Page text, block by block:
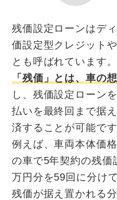
残価設定ローンはデ
価設定型クレジット
とも呼ばれています。
「残価」とは、車の
し、残価設定ローン
払いを最終回まで据
済することが可能です
例えば、車両本体価
の車で5年契約の残価
万円分を59回に分け
残価が据え置かれる分